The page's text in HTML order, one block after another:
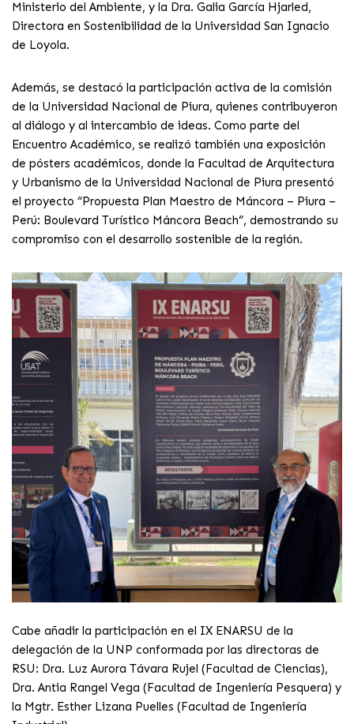
Ministerio del Ambiente, y la Dra. Galia García Hjarled,
Directora en Sostenibilidad de la Universidad San Ignacio
de Loyola.
Además, se destacó la participación activa de la comisión
de la Universidad Nacional de Piura, quienes contribuyeron
al diálogo y al intercambio de ideas. Como parte del
Encuentro Académico, se realizó también una exposición
de pósters académicos, donde la Facultad de Arquitectura
y Urbanismo de la Universidad Nacional de Piura presentó
el proyecto “Propuesta Plan Maestro de Máncora – Piura –
Perú: Boulevard Turístico Máncora Beach”, demostrando su
compromiso con el desarrollo sostenible de la región.
Cabe añadir la participación en el IX ENARSU de la
delegación de la UNP conformada por las directoras de
RSU: Dra. Luz Aurora Távara Rujel (Facultad de Ciencias),
Dra. Antia Rangel Vega (Facultad de Ingeniería Pesquera) y
la Mgtr. Esther Lizana Puelles (Facultad de Ingeniería